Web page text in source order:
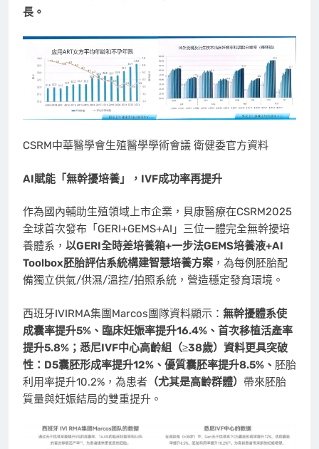
長。
CSRM中華醫學會生殖醫學學術會議 衛健委官方資料
AI賦能「無幹擾培養」，IVF成功率再提升
作為國內輔助生殖領域上市企業，貝康醫療在CSRM2025
全球首次發布「GERI+GEMS+AI」三位一體完全無幹擾培
養體系， 以GERI全時差培養箱+一步法GEMS培養液+AI
Toolbox胚胎評估系統構建智慧培養方案 ，為每例胚胎配
備獨立供氣/供濕/溫控/拍照系統，營造穩定發育環境。
西班牙IVIRMA集團Marcos團隊資料顯示： 無幹擾體系使
成囊率提升5% 、臨床妊娠率提升16.4% 、首次移植活產率
提升5.8% ；悉尼IVF中心高齡組（≥38歲）資料更具突破
性：D5囊胚形成率提升12% 、優質囊胚率提升8.5% 、 胚胎
利用率提升10.2%，為患者 （尤其是高齡群體） 帶來胚胎
質量與妊娠結局的雙重提升。